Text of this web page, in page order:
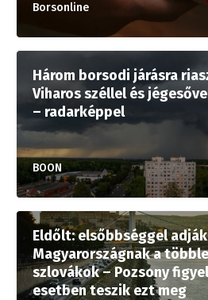
Borsonline
Három borsodi járásra
Viharos széllel és
– radarképpel
BOON
Eldőlt: elsőbbséggel
Magyarországnak a
szlovákok – Pozsony
esetben teszik ezt meg